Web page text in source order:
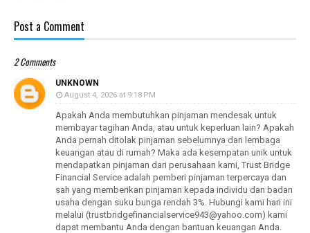
Post a Comment
2 Comments
UNKNOWN
August 4, 2026 at 9:18 PM
Apakah Anda membutuhkan pinjaman mendesak untuk
membayar tagihan Anda, atau untuk keperluan lain? Apakah
Anda pernah ditolak pinjaman sebelumnya dari lembaga
keuangan atau di rumah? Maka ada kesempatan unik untuk
mendapatkan pinjaman dari perusahaan kami, Trust Bridge
Financial Service adalah pemberi pinjaman terpercaya dan
sah yang memberikan pinjaman kepada individu dan badan
usaha dengan suku bunga rendah 3%. Hubungi kami hari ini
melalui (trustbridgefinancialservice943@yahoo.com) kami
dapat membantu Anda dengan bantuan keuangan Anda.